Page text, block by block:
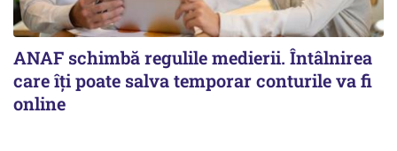
ANAF schimbă regulile medierii. Întâlnirea
care îți poate salva temporar conturile va fi
online